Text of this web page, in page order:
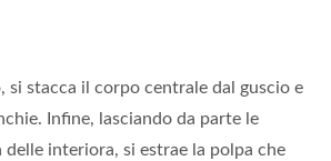
si stacca il corpo centrale dal guscio e
Infine, lasciando da parte le
delle interiora, si estrae la polpa che